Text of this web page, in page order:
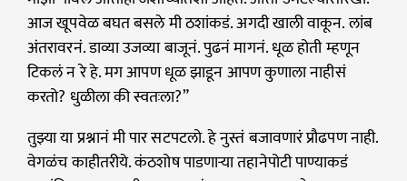
आज खूपवेळ बघत बसले मी ठशांकडं. अगदी खाली वाकून. लांब
अंतरावरनं. डाव्या उजव्या बाजूनं. पुढनं मागनं. धूळ होती म्हणून
टिकलं न रे हे. मग आपण धूळ झाडून आपण कुणाला नाहीसं
करतो? धुळीला की स्वतःला?”
तुझ्या या प्रश्नानं मी पार सटपटलो. हे नुस्तं बजावणारं प्रौढपण नाही.
वेगळंच काहीतरीये. कंठशोष पाडणाऱ्या तहानेपोटी पाण्याकडं